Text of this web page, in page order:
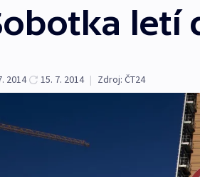
letí
2014
15. 7. 2014 | Zdroj: ČT24